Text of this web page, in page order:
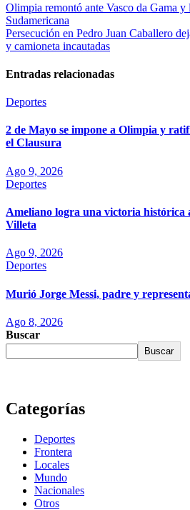
Olimpia remontó ante Vasco da Gama
Sudamericana
Persecución en Pedro Juan Caballero
y camioneta incautadas
Entradas relacionadas
Deportes
2 de Mayo se impone a Olimpia y
el Clausura
Ago 9, 2026
Deportes
Ameliano logra una victoria histórica
Villeta
Ago 9, 2026
Deportes
Murió Jorge Messi, padre y
Ago 8, 2026
Buscar
Buscar
Categorías
Deportes
Frontera
Locales
Mundo
Nacionales
Otros